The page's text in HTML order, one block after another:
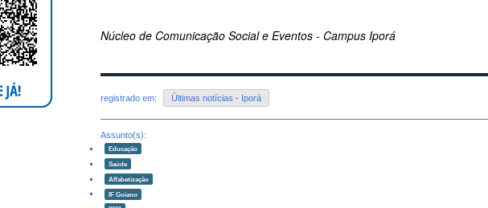
Núcleo de Comunicação Social e Eventos - Campus Iporá
registrado em: Últimas notícias - Iporá
Assunto(s):
Educação
Saúde
Alfabetização
IF Goiano